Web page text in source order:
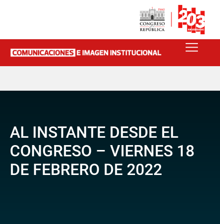
AL INSTANTE DESDE EL
CONGRESO – VIERNES 18
DE FEBRERO DE 2022